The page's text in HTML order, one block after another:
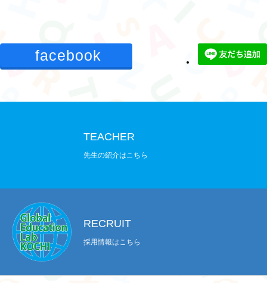
facebook
TEACHER
先生の紹介はこちら
RECRUIT
採用情報はこちら